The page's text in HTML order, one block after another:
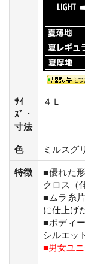
ｻｲ
ｽﾞ・
寸法
４Ｌ
色 ミルスグ
特徴
■優れた
クロス（
■ムラ糸
に仕上げ
■ボディ
シルエッ
■男女ユ